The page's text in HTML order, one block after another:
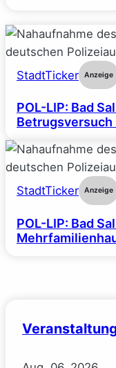
StadtTicker Anzeige
POL-LIP: Bad
StadtTicker Anzeige
POL-LIP: Bad